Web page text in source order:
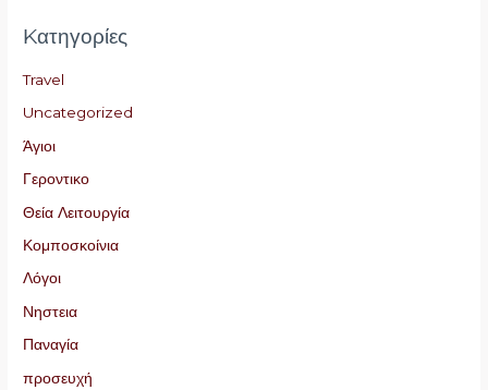
Kατηγορίες
Travel
Uncategorized
Άγιοι
Γεροντικο
Θεία Λειτουργία
Κομποσκοίνια
Λόγοι
Νηστεια
Παναγία
προσευχή